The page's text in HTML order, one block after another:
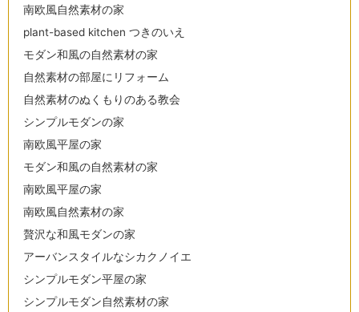
南欧風自然素材の家
plant-based kitchen つきのいえ
モダン和風の自然素材の家
自然素材の部屋にリフォーム
自然素材のぬくもりのある教会
シンプルモダンの家
南欧風平屋の家
モダン和風の自然素材の家
南欧風平屋の家
南欧風自然素材の家
贅沢な和風モダンの家
アーバンスタイルなシカクノイエ
シンプルモダン平屋の家
シンプルモダン自然素材の家